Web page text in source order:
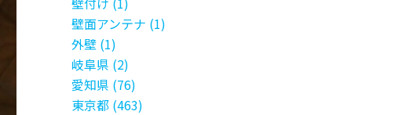
壁面アンテナ (1)
外壁 (1)
岐阜県 (2)
愛知県 (76)
東京都 (463)